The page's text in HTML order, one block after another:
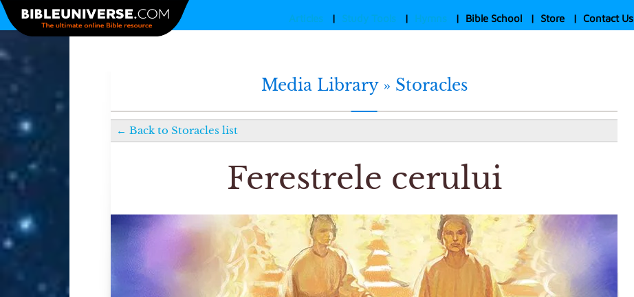
Articles | Study Tools | Hymns | Bible School | Store | Contact Us
Media Library » Storacles
← Back to Storacles list
Ferestrele cerului